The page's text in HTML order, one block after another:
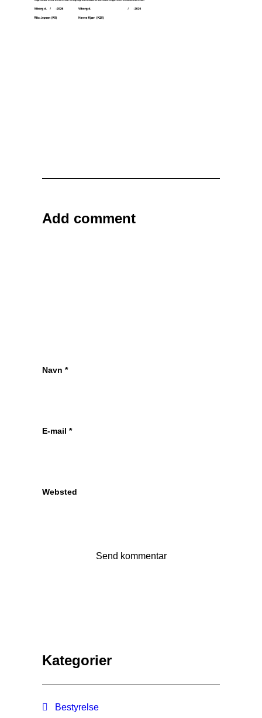
Add comment
Navn *
E-mail *
Websted
Kategorier
Bestyrelse